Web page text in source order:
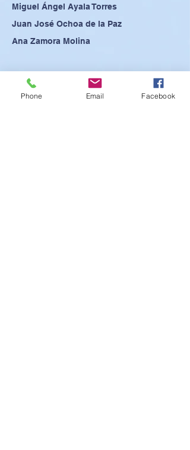
Miguel Ángel Ayala Torres
Juan José Ochoa de la Paz
Ana Zamora Molina
Phone Email Facebook